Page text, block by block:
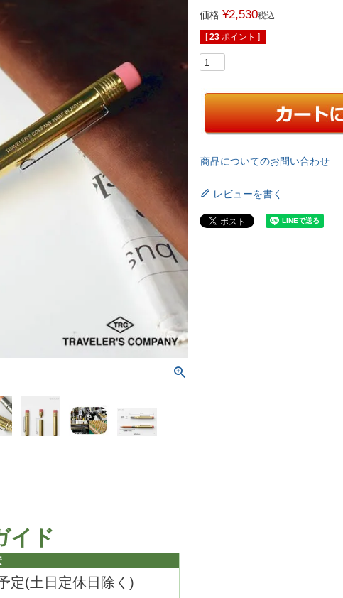
イド
定(土日定休日除く)
価格 ¥2,530税込
[23 ポイント ]
商品についてのお問い合わせ
レビューを書く